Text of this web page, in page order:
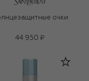
очки
44 950 ₽